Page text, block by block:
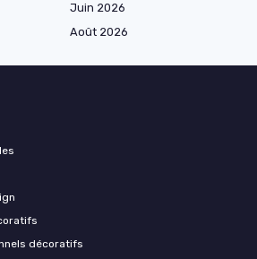
Juin 2026
Août 2026
décoratifs